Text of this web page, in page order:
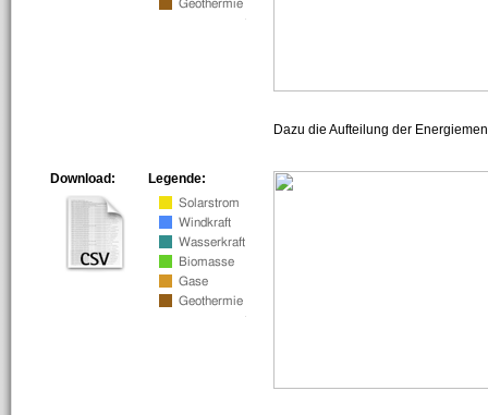
Dazu die Aufteilung der
Legende:
Download: